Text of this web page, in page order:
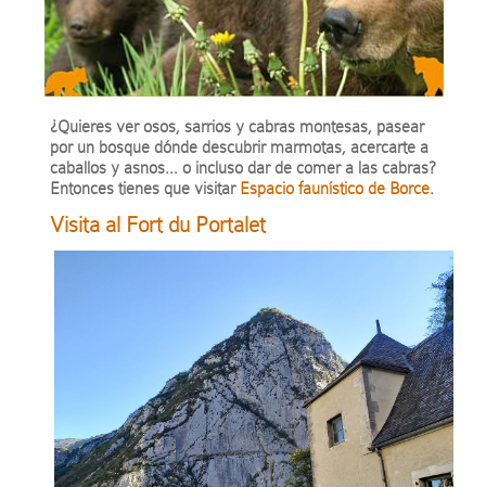
¿Quieres ver osos, sarrios y cabras montesas, pasear
por un bosque dónde descubrir marmotas, acercarte a
caballos y asnos… o incluso dar de comer a las cabras?
Entonces tienes que visitar Espacio faunístico de Borce.
Visita al Fort du Portalet